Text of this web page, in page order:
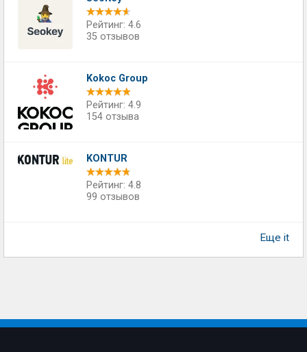
Рейтинг: 4.6
35 отзывов
Kokoc Group
Рейтинг: 4.9
154 отзыва
KONTUR
Рейтинг: 4.8
99 отзывов
Еще it